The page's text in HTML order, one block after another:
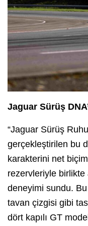
Jaguar Sürüş
“Jaguar Sürüş
gerçekleştirilen bu
karakterini net
rezervleriyle birlikte
deneyimi sundu.
tavan çizgisi gibi
dört kapılı GT